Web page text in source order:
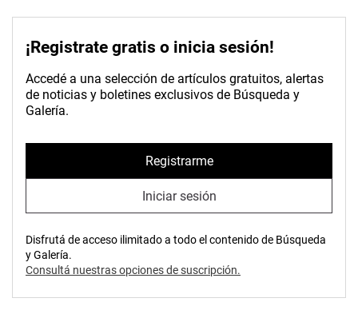
¡Registrate gratis o inicia sesión!
Accedé a una selección de artículos gratuitos, alertas
de noticias y boletines exclusivos de Búsqueda y
Galería.
Registrarme
Iniciar sesión
Disfrutá de acceso ilimitado a todo el contenido de Búsqueda
y Galería.
Consultá nuestras opciones de suscripción.